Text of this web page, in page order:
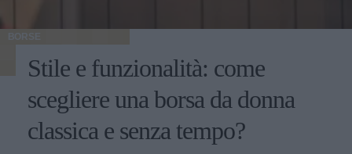
BORSE
Stile e funzionalità: come
scegliere una borsa da donna
classica e senza tempo?